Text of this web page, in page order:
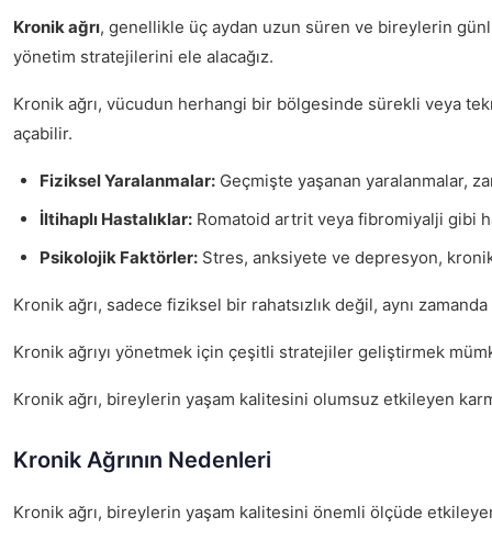
Kronik ağrı, genellikle üç aydan uzun süren ve bireylerin
yönetim stratejilerini ele alacağız.
Kronik ağrı, vücudun herhangi bir bölgesinde sürekli veya
açabilir.
Fiziksel Yaralanmalar: Geçmişte yaşanan yaralanmalar,
İltihaplı Hastalıklar: Romatoid artrit veya fibromiyalji gibi
Psikolojik Faktörler: Stres, anksiyete ve depresyon,
Kronik ağrı, sadece fiziksel bir rahatsızlık değil, aynı
Kronik ağrıyı yönetmek için çeşitli stratejiler geliştirmek
Kronik ağrı, bireylerin yaşam kalitesini olumsuz etkileyen
Kronik Ağrının Nedenleri
Kronik ağrı, bireylerin yaşam kalitesini önemli ölçüde